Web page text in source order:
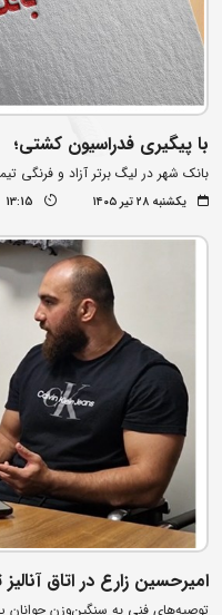
با پیگیری فدراسیون کشتی؛
بانک شهر در لیگ برتر آزاد و فرنگی
یکشنبه ۲۸ تیر ۱۴۰۵ 13:15
امیرحسین زارع در اتاق
توصیه‌های فنی به سنگین‌وزن جوانان